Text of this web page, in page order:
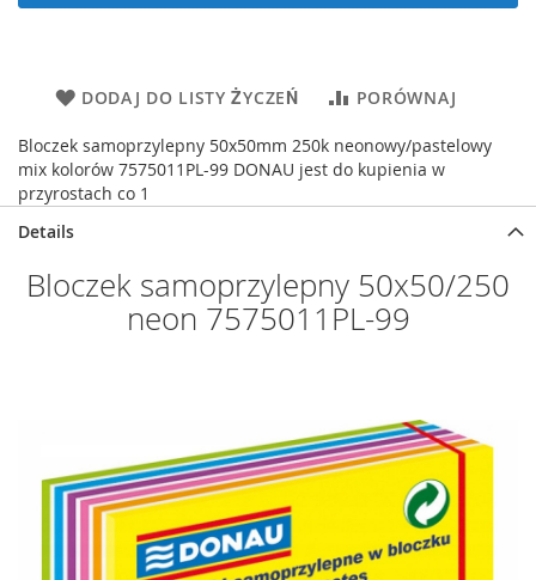
DODAJ DO LISTY ŻYCZEŃ PORÓWNAJ
Bloczek samoprzylepny 50x50mm 250k neonowy/pastelowy
mix kolorów 7575011PL-99 DONAU jest do kupienia w
przyrostach co 1
Details
Bloczek samoprzylepny 50x50/250
neon 7575011PL-99